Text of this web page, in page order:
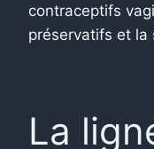
contraceptifs
préservatifs et la
La